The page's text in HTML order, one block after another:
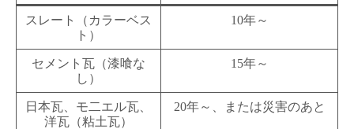
スレート（カラーベス
ト）
10年～
セメント瓦（漆喰な
し）
15年～
日本瓦、モ二エル瓦、
洋瓦（粘土瓦）
20年～、または災害のあと